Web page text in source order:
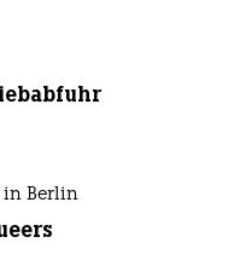
in Berlin